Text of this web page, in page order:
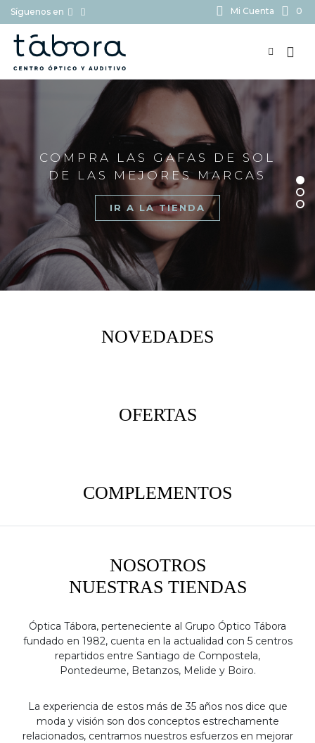
Síguenos en Mi Cuenta 0
COMPRA LAS GAFAS DE SOL
DE LAS MEJORES MARCAS
IR A LA TIENDA
NOVEDADES
OFERTAS
COMPLEMENTOS
NOSOTROS
NUESTRAS TIENDAS
Óptica Tábora, perteneciente al Grupo Óptico Tábora
fundado en 1982, cuenta en la actualidad con 5 centros
repartidos entre Santiago de Compostela,
Pontedeume, Betanzos, Melide y Boiro.
La experiencia de estos más de 35 años nos dice que
moda y visión son dos conceptos estrechamente
relacionados, centramos nuestros esfuerzos en mejorar